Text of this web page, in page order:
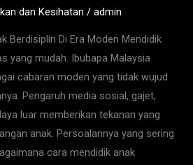
dan Kesihatan /admin
Berdisiplin Di Era Moden Mendidik
yang mudah. Ibubapa Malaysia
cabaran moden yang tidak wujud
Pengaruh media sosial, gajet,
luar memberikan tekanan yang
anak. Persoalannya yang sering
cara mendidik anak